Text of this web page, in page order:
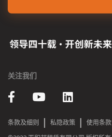
关注我们
条款及细则 | 私隐政策 | 使用条款